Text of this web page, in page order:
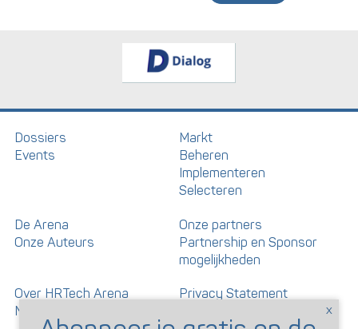
Dossiers
Events
Markt
Beheren
Implementeren
Selecteren
De Arena
Onze Auteurs
Onze partners
Partnership en Sponsor
mogelijkheden
Over HRTech Arena
Nieuwsbrief
Privacy Statement
Gedragscode artikelen en